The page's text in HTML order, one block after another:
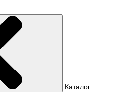
Каталог